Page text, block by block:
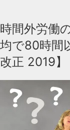
時間外労働
均で80時間
改正 2019】